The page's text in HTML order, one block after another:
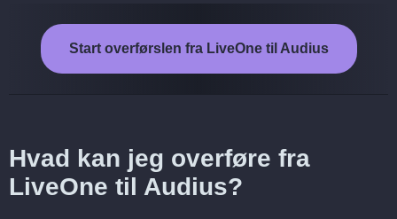
Start overførslen fra LiveOne til Audius
Hvad kan jeg overføre fra
LiveOne til Audius?